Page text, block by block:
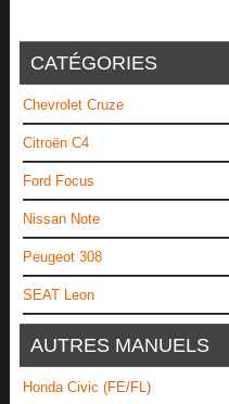
CATÉGORIES
Chevrolet Cruze
Citroën C4
Ford Focus
Nissan Note
Peugeot 308
SEAT Leon
AUTRES MANUELS
Honda Civic (FE/FL)